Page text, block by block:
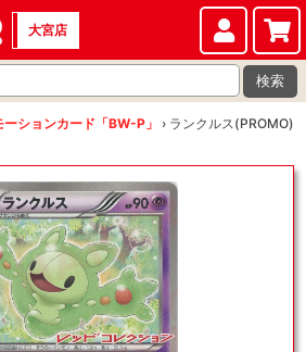
大宮店
検索
ーションカード「BW-P」 › ランクルス(PROMO)